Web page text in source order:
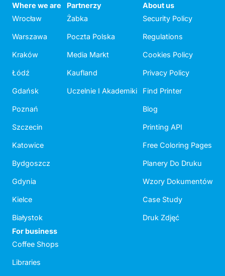
Where we are
Wrocław
Warszawa
Kraków
Łódź
Gdańsk
Poznań
Szczecin
Katowice
Bydgoszcz
Gdynia
Kielce
Białystok
Partnerzy
Żabka
Poczta Polska
Media Markt
Kaufland
Uczelnie I Akademiki
About us
Security Policy
Regulations
Cookies Policy
Privacy Policy
Find Printer
Blog
Printing API
Free Coloring Pages
Planery Do Druku
Wzory Dokumentów
Case Study
Druk Zdjęć
For business
Coffee Shops
Libraries